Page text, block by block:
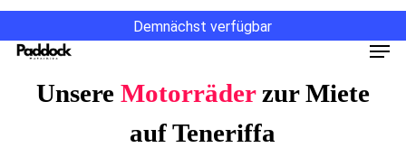
Zum
Hauptinhalt
Demnächst verfügbar
UnsereMotorräder zur Miete
auf Teneriffa